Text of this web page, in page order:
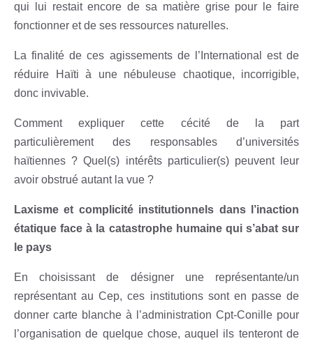
qui lui restait encore de sa matière grise pour le faire
fonctionner et de ses ressources naturelles.
La finalité de ces agissements de l’International est de
réduire Haïti à une nébuleuse chaotique, incorrigible,
donc invivable.
Comment expliquer cette cécité de la part
particulièrement des responsables d’universités
haïtiennes ? Quel(s) intérêts particulier(s) peuvent leur
avoir obstrué autant la vue ?
Laxisme et complicité institutionnels dans l’inaction
étatique face à la catastrophe humaine qui s’abat sur
le pays
En choisissant de désigner une représentante/un
représentant au Cep, ces institutions sont en passe de
donner carte blanche à l’administration Cpt-Conille pour
l’organisation de quelque chose, auquel ils tenteront de